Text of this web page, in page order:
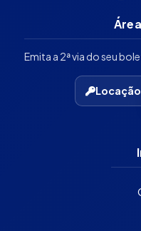
Emita a 2ª via do seu
Locação